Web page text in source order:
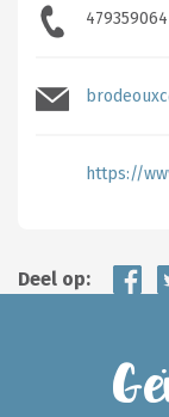
https://
Deel op: